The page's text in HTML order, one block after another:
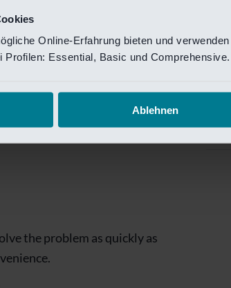
Online-Erfahrung bieten und
Profilen: Essential, Basic und Comprehensive.
Ablehnen
Van
te krijgen.
is
the problem as quickly as